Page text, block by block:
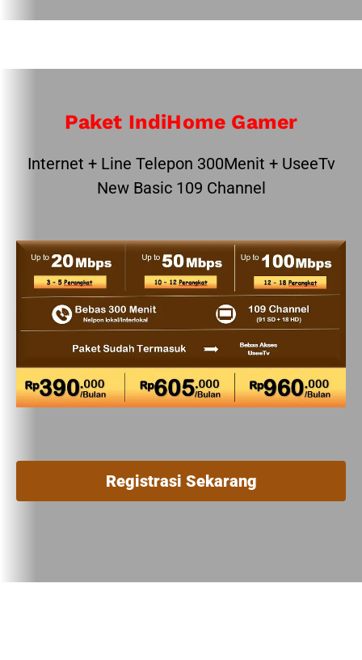
Paket IndiHome Gamer
Internet + Line Telepon 300Menit + UseeTv
New Basic 109 Channel
Registrasi Sekarang